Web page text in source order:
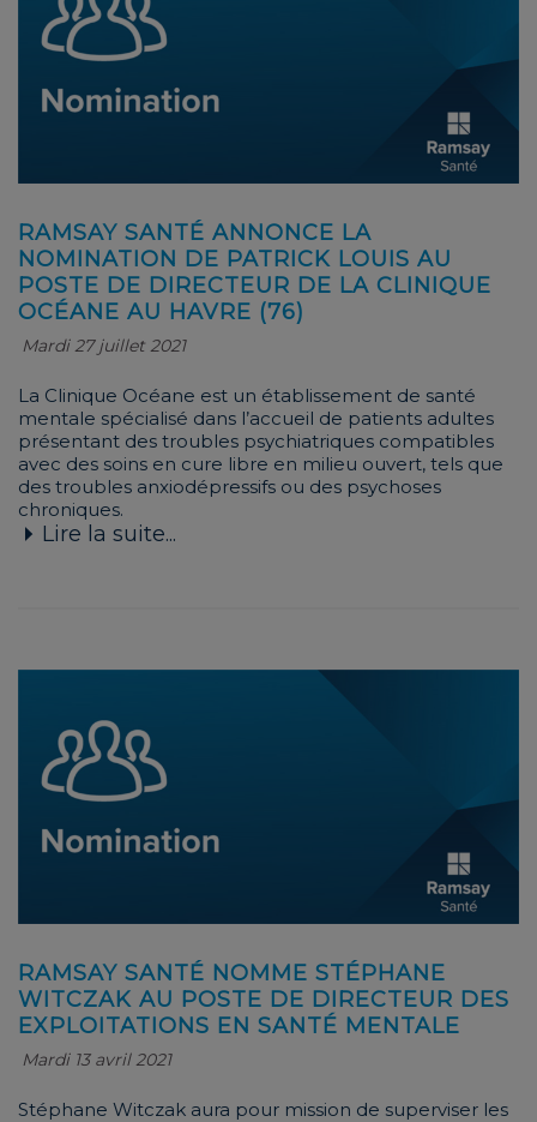
RAMSAY SANTÉ ANNONCE LA
NOMINATION DE PATRICK LOUIS AU
POSTE DE DIRECTEUR DE LA CLINIQUE
OCÉANE AU HAVRE (76)
Mardi 27 juillet 2021
La Clinique Océane est un établissement de santé
mentale spécialisé dans l’accueil de patients adultes
présentant des troubles psychiatriques compatibles
avec des soins en cure libre en milieu ouvert, tels que
des troubles anxiodépressifs ou des psychoses
chroniques.
Lire la suite...
RAMSAY SANTÉ NOMME STÉPHANE
WITCZAK AU POSTE DE DIRECTEUR DES
EXPLOITATIONS EN SANTÉ MENTALE
Mardi 13 avril 2021
Stéphane Witczak aura pour mission de superviser les